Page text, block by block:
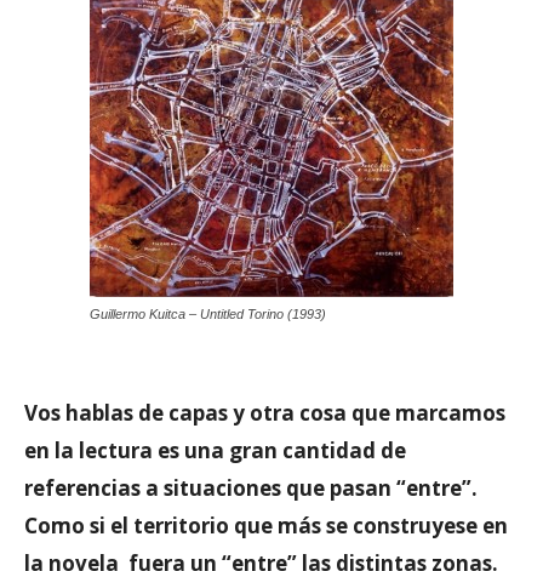
Guillermo Kuitca – Untitled Torino (1993)
Vos hablas de capas y otra cosa que marcamos
en la lectura es una gran cantidad de
referencias a situaciones que pasan “entre”.
Como si el territorio que más se construyese en
la novela fuera un “entre” las distintas zonas.